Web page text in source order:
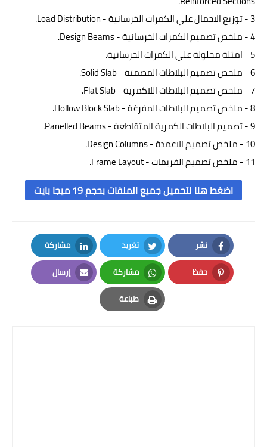
مراجع عربية
مراجع اجنبية
برامج الهندسة المعمارية
تشطيبات وديكورات
مهندس علي الطريق
مهندسي دول الخليج
3 - توزيع الاحمال علي الكمرات الخرسانية - Load Distribution.
4 - ملخص تصميم الكمرات الخرسانية -
Design Beams
.
5 - امثلة محلولة علي الكمرات الخرسانية.
6 - ملخص تصميم البلاطات المصمتة - Solid Slab.
7 - ملخص تصميم البلاطات اللاكمرية - Flat Slab.
8 - ملخص تصميم البلاطات المفرغة -Hollow Block Slab.
9 - تصميم البلاطات الكمرية المتقاطعة - Panelled Beams.
10 - ملخص تصميم الاعمدة - Design Columns.
11 - ملخص تصميم الفريمات - Frame Layout.
اضغط هنا لتحميل جميع الملفات بحجم 19 ميجا بايت
نشر
Facebook
تغريد
Twitter
مشاركة
LinkedIn
حفظ
Pinterest
مشاركة
Whatsapp
إرسال
Email
طباعة
Print